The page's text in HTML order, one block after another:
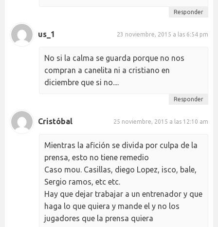
Responder
us_1 23 noviembre, 2015 a las 6:54 pm
No si la calma se guarda porque no nos
compran a canelita ni a cristiano en
diciembre que si no....
Responder
Cristóbal 25 noviembre, 2015 a las 12:10 am
Mientras la afición se divida por culpa de la
prensa, esto no tiene remedio
Caso mou. Casillas, diego Lopez, isco, bale,
Sergio ramos, etc etc.
Hay que dejar trabajar a un entrenador y que
haga lo que quiera y mande el y no los
jugadores que la prensa quiera